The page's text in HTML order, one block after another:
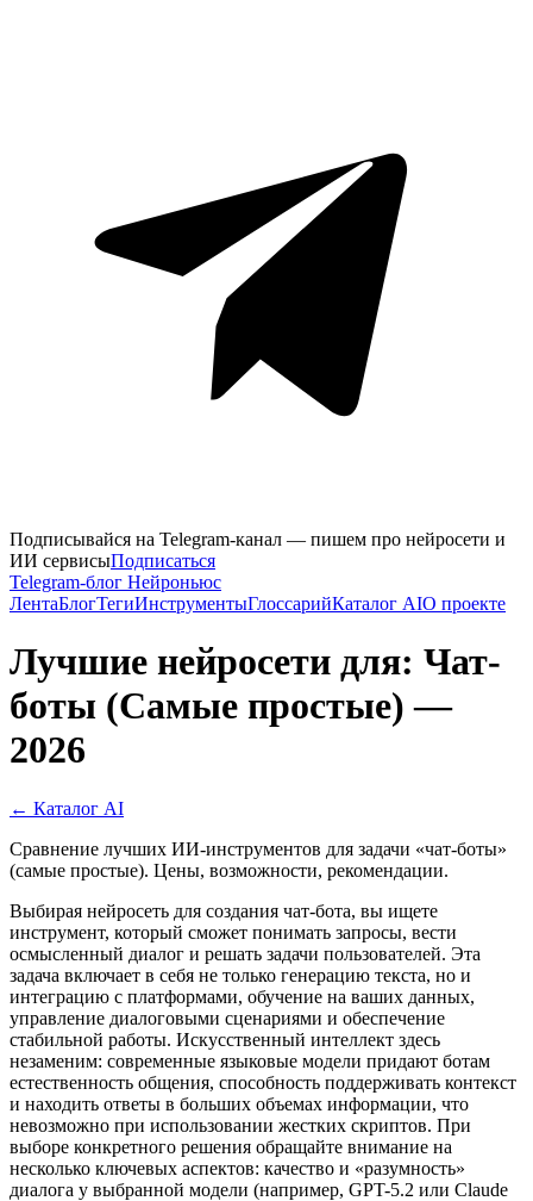
Подписывайся на Telegram-канал — пишем про нейросети и
ИИ сервисыПодписаться
Telegram-блог Нейроньюс
ЛентаБлогТегиИнструментыГлоссарийКаталог AIО проекте
Лучшие нейросети для: Чат-
боты (Самые простые) —
2026
← Каталог AI
Сравнение лучших ИИ-инструментов для задачи «чат-боты»
(самые простые). Цены, возможности, рекомендации.
Выбирая нейросеть для создания чат-бота, вы ищете
инструмент, который сможет понимать запросы, вести
осмысленный диалог и решать задачи пользователей. Эта
задача включает в себя не только генерацию текста, но и
интеграцию с платформами, обучение на ваших данных,
управление диалоговыми сценариями и обеспечение
стабильной работы. Искусственный интеллект здесь
незаменим: современные языковые модели придают ботам
естественность общения, способность поддерживать контекст
и находить ответы в больших объемах информации, что
невозможно при использовании жестких скриптов. При
выборе конкретного решения обращайте внимание на
несколько ключевых аспектов: качество и «разумность»
диалога у выбранной модели (например, GPT-5.2 или Claude